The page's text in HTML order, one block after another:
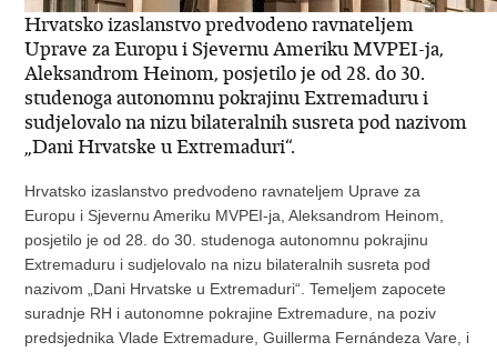
Hrvatsko izaslanstvo predvodeno ravnateljem
Uprave za Europu i Sjevernu Ameriku MVPEI-ja,
Aleksandrom Heinom, posjetilo je od 28. do 30.
studenoga autonomnu pokrajinu Extremaduru i
sudjelovalo na nizu bilateralnih susreta pod nazivom
„Dani Hrvatske u Extremaduri“.
Hrvatsko izaslanstvo predvodeno ravnateljem Uprave za
Europu i Sjevernu Ameriku MVPEI-ja, Aleksandrom Heinom,
posjetilo je od 28. do 30. studenoga autonomnu pokrajinu
Extremaduru i sudjelovalo na nizu bilateralnih susreta pod
nazivom „Dani Hrvatske u Extremaduri“. Temeljem zapocete
suradnje RH i autonomne pokrajine Extremadure, na poziv
predsjednika Vlade Extremadure, Guillerma Fernándeza Vare, i